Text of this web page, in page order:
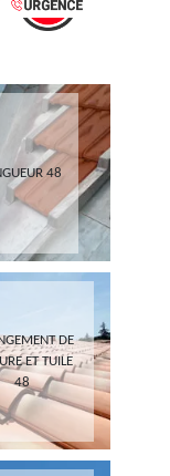
48
DE
ET TUILE
48